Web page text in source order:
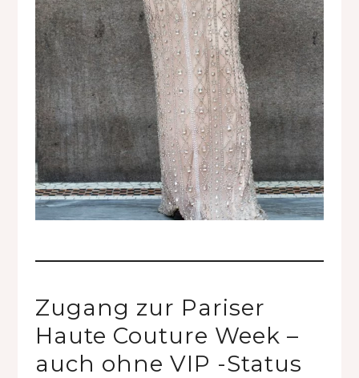
Zugang zur Pariser
Haute Couture Week –
auch ohne VIP -Status